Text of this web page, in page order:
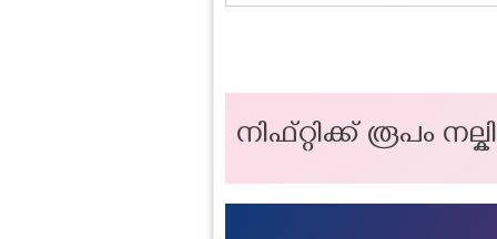
നിഫ്റ്റിക്ക് രൂപം